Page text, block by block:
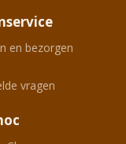
en bezorgen
vragen